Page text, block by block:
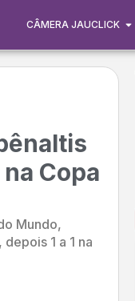
CÂMERA JAUCLICK
Copa
Mundo,
1 a 1 na